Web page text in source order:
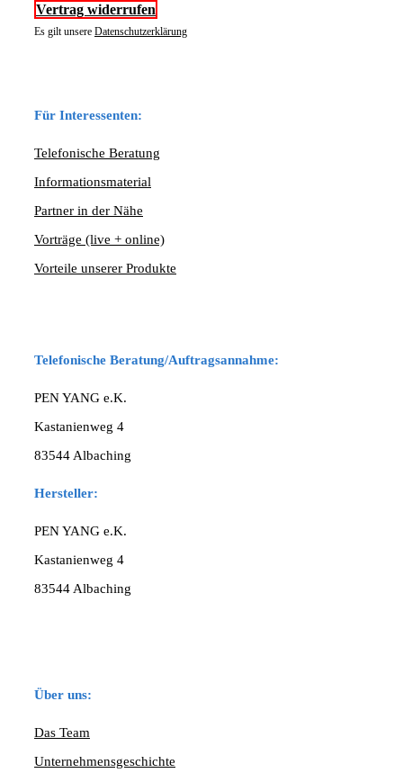
Vertrag widerrufen
Es gilt unsere Datenschutzerklärung
Für Interessenten:
Telefonische Beratung
Informationsmaterial
Partner in der Nähe
Vorträge (live + online)
Vorteile unserer Produkte
Über uns:
Das Team
Unternehmensgeschichte
Telefonische Beratung/Auftragsannahme:
PEN YANG e.K.
Kastanienweg 4
83544 Albaching
Hersteller:
PEN YANG e.K.
Kastanienweg 4
83544 Albaching